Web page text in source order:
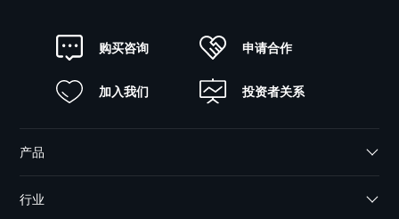
购买咨询 申请合作
加入我们 投资者关系
产品
行业